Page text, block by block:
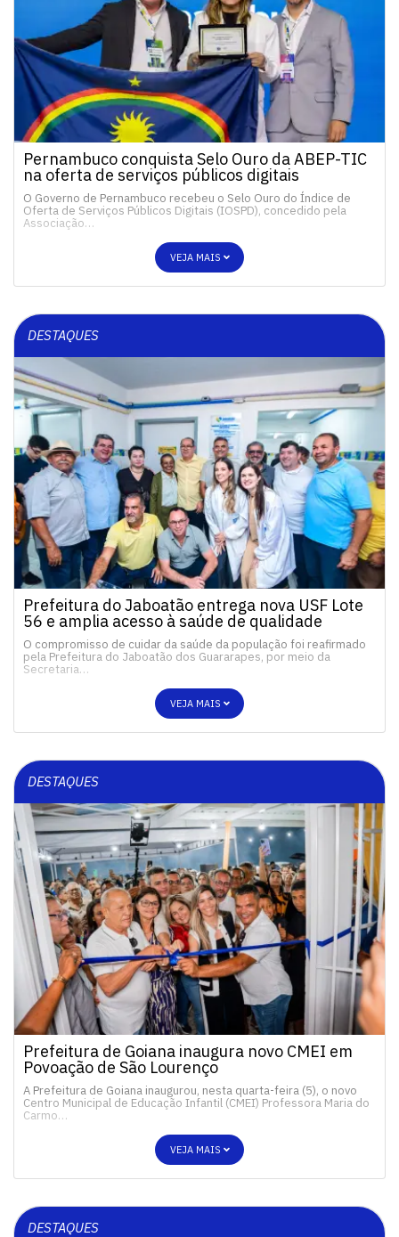
Pernambuco conquista Selo Ouro da ABEP-TIC
na oferta de serviços públicos digitais
O Governo de Pernambuco recebeu o Selo Ouro do Índice de
Oferta de Serviços Públicos Digitais (IOSPD), concedido pela
Associação…
VEJA MAIS
DESTAQUES
Prefeitura do Jaboatão entrega nova USF Lote
56 e amplia acesso à saúde de qualidade
O compromisso de cuidar da saúde da população foi reafirmado
pela Prefeitura do Jaboatão dos Guararapes, por meio da
Secretaria…
VEJA MAIS
DESTAQUES
Prefeitura de Goiana inaugura novo CMEI em
Povoação de São Lourenço
A Prefeitura de Goiana inaugurou, nesta quarta-feira (5), o novo
Centro Municipal de Educação Infantil (CMEI) Professora Maria do
Carmo…
VEJA MAIS
DESTAQUES